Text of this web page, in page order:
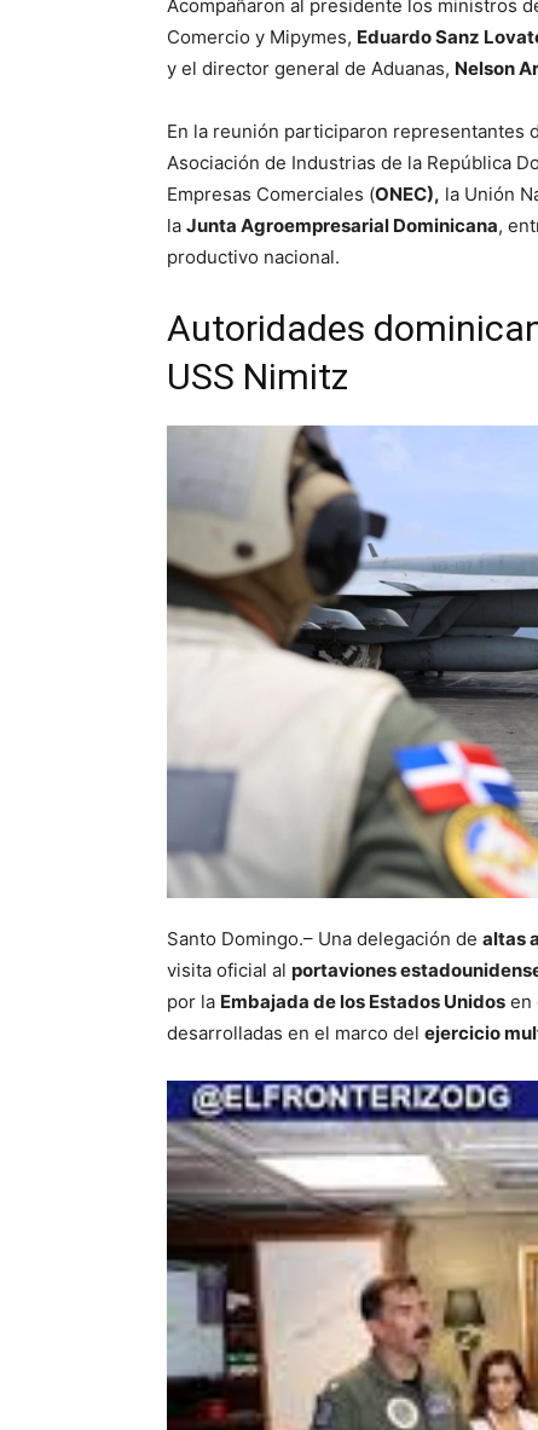
Acompañaron al presidente los ministros
Comercio y Mipymes, Eduardo Sanz
y el director general de Aduanas, Nelson
En la reunión participaron representantes
Asociación de Industrias de la República
Empresas Comerciales (ONEC), la Unión
la Junta Agroempresarial Dominicana,
productivo nacional.
Autoridades
USS Nimitz
Santo Domingo.– Una delegación de altas
visita oficial al portaviones
por la Embajada de los Estados Unidos en
desarrolladas en el marco del ejercicio